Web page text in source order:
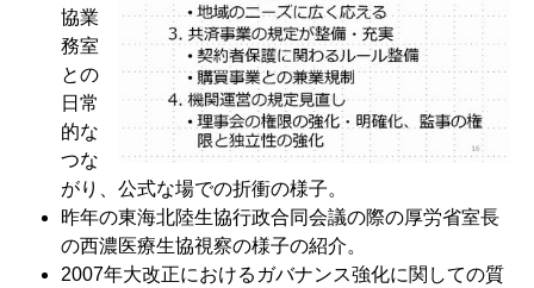
協業
務室
との
日常
的な
つな
がり、公式な場での折衝の様子。
昨年の東海北陸生協行政合同会議の際の厚労省室長
の西濃医療生協視察の様子の紹介。
2007年大改正におけるガバナンス強化に関しての質